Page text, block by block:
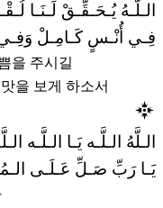
الـلَّـهُ يُـحَـقِّـقْ لَـنَـا
فِـي أُنْـسٍ كَـامِـلْ وَفِـي
을 주시길
을 보게 하소서
الـلَّهُ الـلَّـه يَـا الـلَّـه
يَـا رَبِّ صَـلِّ عَـلَـى